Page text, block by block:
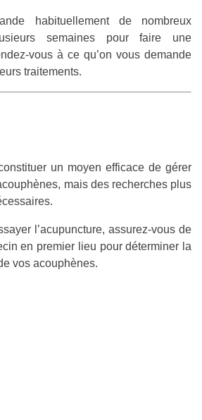
habituellement de nombreux
semaines pour faire une
vous à ce qu’on vous demande
traitements.
un moyen efficace de gérer
mais des recherches plus
l’acupuncture, assurez-vous de
en premier lieu pour déterminer la
vos acouphènes.